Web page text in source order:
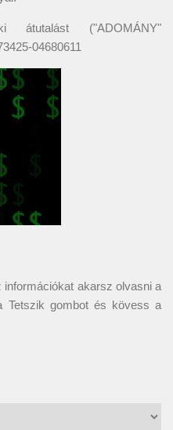
átutalást ("ADOMÁNY"
04680611
akarsz olvasni a
Tetszik gombot és kövess a